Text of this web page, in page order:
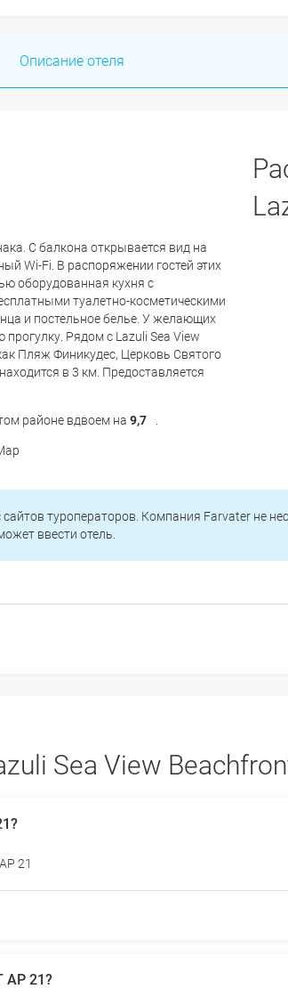
Описание отеля
С балкона открывается вид на
Wi-Fi. В распоряжении гостей этих
оборудованная кухня с
туалетно-косметическими
и постельное белье. У желающих
Рядом с Lazuli Sea View
Пляж Финикудес, Церковь Святого
в 3 км. Предоставляется
районе вдвоем на9,7 .
туроператоров. Компания Farvater не
ввести отель.
Sea View
21
AP 21?